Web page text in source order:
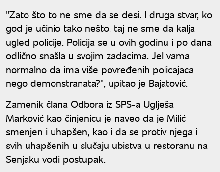
"Zato što to ne sme da se desi. I druga stvar, ko
god je učinio tako nešto, taj ne sme da kalja
ugled policije. Policija se u ovih godinu i po dana
odlično snašla u svojim zadacima. Jel vama
normalno da ima više povređenih policajaca
nego demonstranata?", upitao je Bajatović.
Zamenik člana Odbora iz SPS-a Uglješa
Marković kao činjenicu je naveo da je Milić
smenjen i uhapšen, kao i da se protiv njega i
svih uhapšenih u slučaju ubistva u restoranu na
Senjaku vodi postupak.